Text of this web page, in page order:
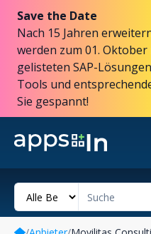
Save the Date
Nach 15 Jahren
werden zum 01.
gelisteten SAP-
Tools und
Sie gespannt!